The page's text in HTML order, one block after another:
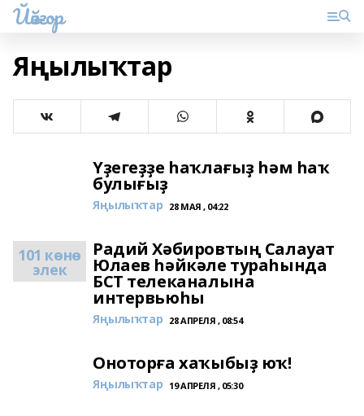
Йәйғор
Яңылыҡтар
Үҙегеҙҙе һаҡлағыҙ һәм һаҡ
булығыҙ
Яңылыҡтар 28 МАЯ , 04:22
101 көнө
элек
Радий Хәбировтың Салауат
Юлаев һәйкәле тураһында
БСТ телеканалына
интервьюһы
Яңылыҡтар 28 АПРЕЛЯ , 08:54
Оноторға хаҡыбыҙ юҡ!
Яңылыҡтар 19 АПРЕЛЯ , 05:30